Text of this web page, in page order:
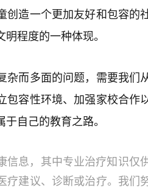
创造一个更加友好和包容的
程度的一种体现。
杂而多面的问题，需要我们
包容性环境、加强家校合作
自己的教育之路。
信息，其中专业治疗知识仅
疗建议、诊断或治疗。我们